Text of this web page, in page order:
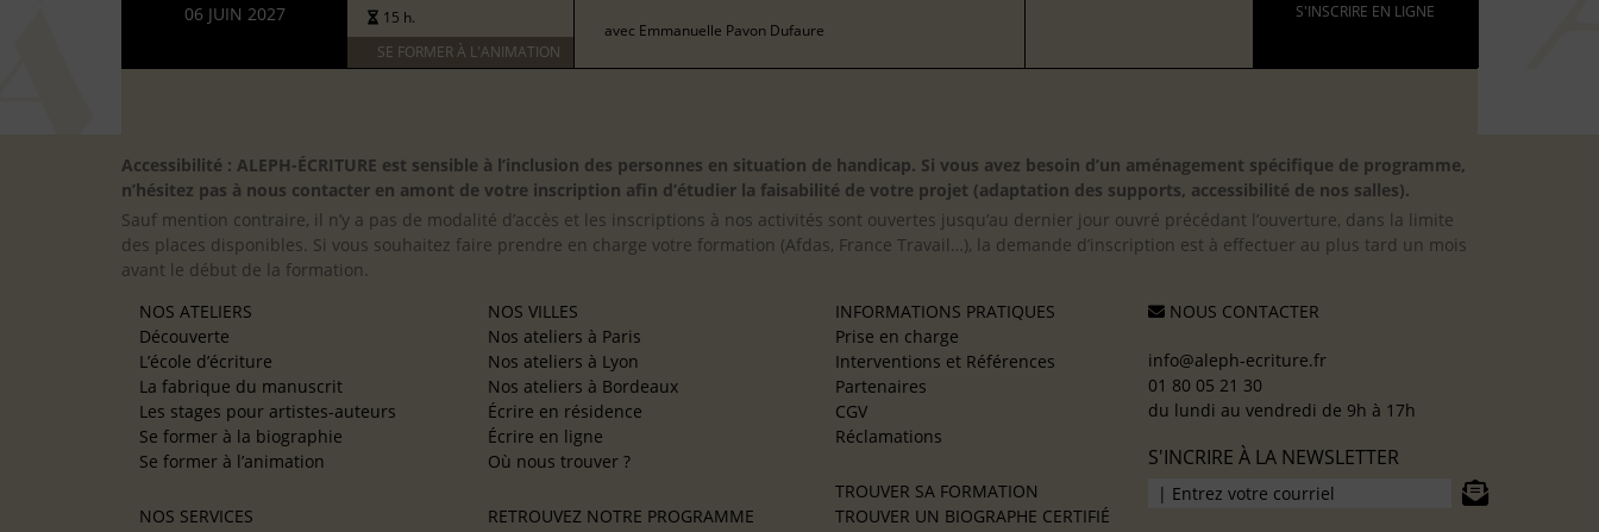
06 JUIN 2027
15 h.
SE FORMER À L'ANIMATION
avec Emmanuelle Pavon Dufaure
S'INSCRIRE EN LIGNE
Accessibilité : ALEPH-ÉCRITURE est sensible à l’inclusion des personnes en situation de handicap. Si vous avez besoin d’un aménagement spécifique de programme,
n’hésitez pas à nous contacter en amont de votre inscription afin d’étudier la faisabilité de votre projet (adaptation des supports, accessibilité de nos salles).
Sauf mention contraire, il n’y a pas de modalité d’accès et les inscriptions à nos activités sont ouvertes jusqu’au dernier jour ouvré précédant l’ouverture, dans la limite
des places disponibles. Si vous souhaitez faire prendre en charge votre formation (Afdas, France Travail…), la demande d’inscription est à effectuer au plus tard un mois
avant le début de la formation.
NOS ATELIERS
Découverte
L’école d’écriture
La fabrique du manuscrit
Les stages pour artistes-auteurs
Se former à la biographie
Se former à l’animation
NOS SERVICES
NOS VILLES
Nos ateliers à Paris
Nos ateliers à Lyon
Nos ateliers à Bordeaux
Écrire en résidence
Écrire en ligne
Où nous trouver ?
RETROUVEZ NOTRE PROGRAMME
INFORMATIONS PRATIQUES
Prise en charge
Interventions et Références
Partenaires
CGV
Réclamations
TROUVER SA FORMATION
TROUVER UN BIOGRAPHE CERTIFIÉ
NOUS CONTACTER
info@aleph-ecriture.fr
01 80 05 21 30
du lundi au vendredi de 9h à 17h
S'INCRIRE À LA NEWSLETTER